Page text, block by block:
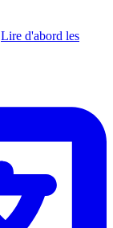
Lire d'abord les